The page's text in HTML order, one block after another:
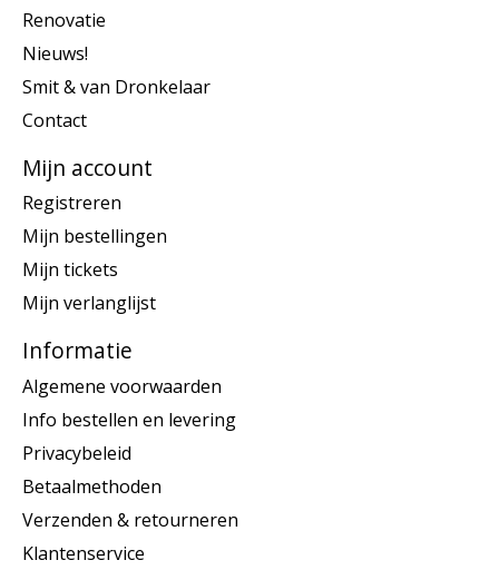
Renovatie
Nieuws!
Smit & van Dronkelaar
Contact
Mijn account
Registreren
Mijn bestellingen
Mijn tickets
Mijn verlanglijst
Informatie
Algemene voorwaarden
Info bestellen en levering
Privacybeleid
Betaalmethoden
Verzenden & retourneren
Klantenservice